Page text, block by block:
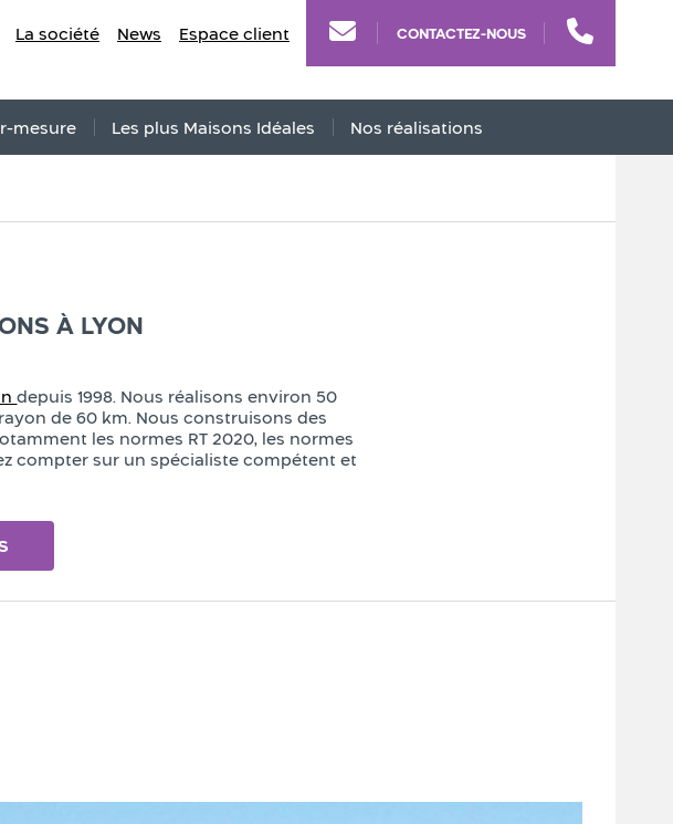
mesure Les plus Maisons Idéales Nos réalisations
La société News Espace client CONTACTEZ-NOUS
À LYON
depuis 1998. Nous réalisons environ 50
de 60 km. Nous construisons des
les normes RT 2020, les normes
compter sur un spécialiste compétent et